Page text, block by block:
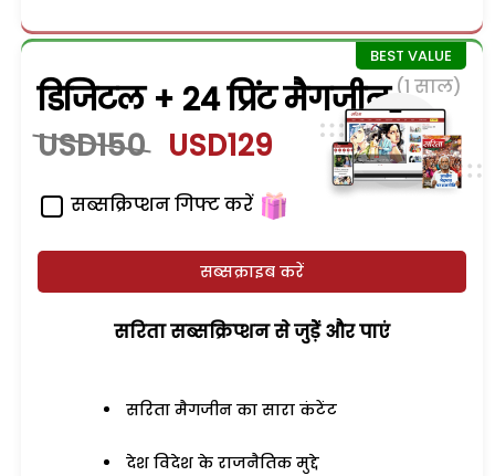
डिजिटल + 24 प्रिंट मैगजीन (1 साल)
USD150 USD129
सब्सक्रिप्शन गिफ्ट करें
सब्सक्राइब करें
सरिता सब्सक्रिप्शन से जुड़ेें और पाएं
सरिता मैगजीन का सारा कंटेंट
देश विदेश के राजनैतिक मुद्दे